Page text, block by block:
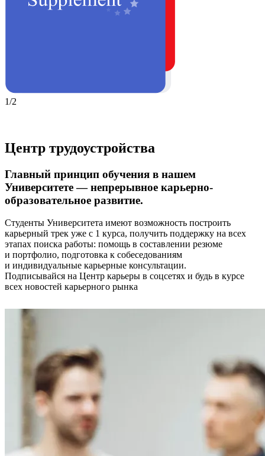
1/2
Центр трудоустройства
Главный принцип обучения в нашем
Университете — непрерывное карьерно-
образовательное развитие.
Студенты Университета имеют возможность построить
карьерный трек уже с 1 курса, получить поддержку на всех
этапах поиска работы: помощь в составлении резюме
и портфолио, подготовка к собеседованиям
и индивидуальные карьерные консультации.
Подписывайся на Центр карьеры в соцсетях и будь в курсе
всех новостей карьерного рынка